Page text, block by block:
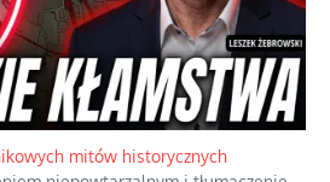
braku rozsądku
kontrreformacji jest skłonność do
kategoriach moralnych, w tym
a...